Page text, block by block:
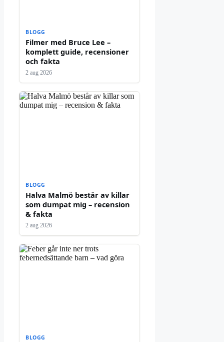
BLOGG
Filmer med Bruce Lee –
komplett guide, recensioner
och fakta
2 aug 2026
BLOGG
Halva Malmö består av killar
som dumpat mig – recension
& fakta
2 aug 2026
BLOGG